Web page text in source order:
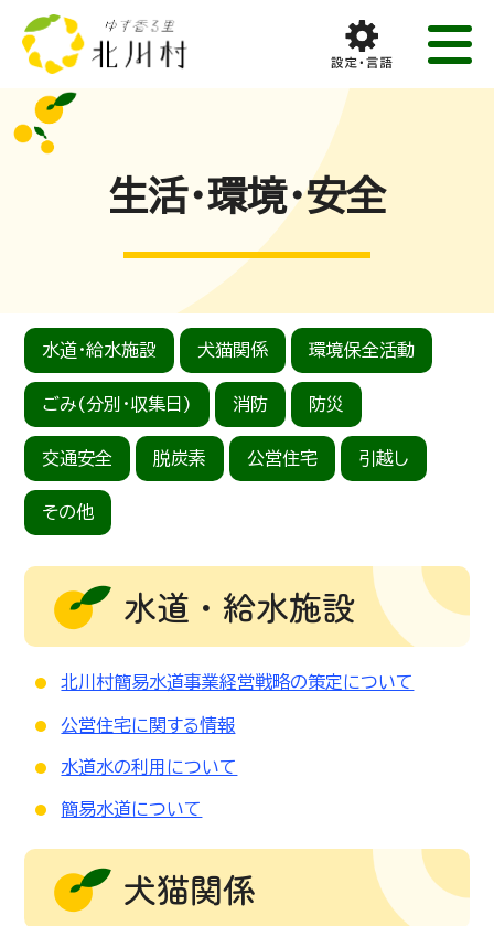
生活・環境・安全
水道・給水施設 犬猫関係 環境保全活動
ごみ(分別・収集日) 消防 防災
交通安全 脱炭素 公営住宅 引越し
その他
水道・給水施設
北川村簡易水道事業経営戦略の策定について
公営住宅に関する情報
水道水の利用について
簡易水道について
犬猫関係